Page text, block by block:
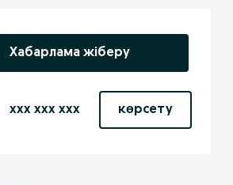
Хабарлама жіберу
xxx xxx xxx көрсету